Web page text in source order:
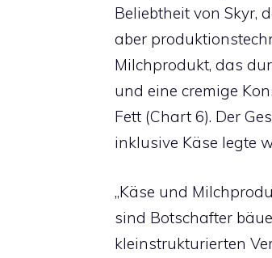
Beliebtheit von Skyr,
aber
Milchprodukt, das
und eine cremige
Fett (Chart 6). Der
inklusive Käse legte
„Käse und
sind Botschafter
kleinstrukturierten